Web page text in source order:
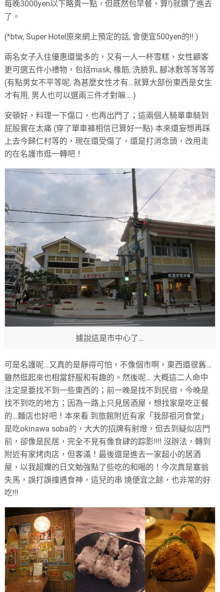
每晚3000yen以下略貴一點，但既然包早餐，算!)就鑽了進去
了。
(*btw, Super Hotel原來網上預定的話, 會便宜500yen的!! )
兩名女子入住優惠還蠻多的，又有一人一杯雪糕，女性顧客
更可選五件小禮物，包括mask, 橡筋, 洗臉乳, 腳冰敷等等等等
(有點男女不平等呢, 為甚麼女性才有…就算大部份東西是女生
才有用, 男人也可以選兩三件才對嘛….)
安頓好，料理一下傷口，也再出門了；這兩個人騎單車騎到
屁股實在太痛 (穿了單車褲相信已算好一點) 本來還妄想再踩
上去今歸仁村等的，現在還受傷了，還是打消念頭，改用走
的在名護市逛一轉吧！
據說這是市中心了…
可是名護呢…又真的是靜得可怕，不像個市啊，東西還很舊…
雖然逛起來也相當舒服和有趣的。然後呢… 大概這二人命中
注定是要找不到一些東西的；前一晚是找不到民宿，今晚是
找不到吃的地方；因為一路上只見居酒屋，想找家是吃正餐
的…麵店也好吧！本來看 到旅館附近有家「我部祖河食堂」
是吃okinawa soba的，大大的招牌有射燈，但去到疑似店門
前，卻像是民居，完全不見有像食肆的踪影!!!! 沒辦法，轉到
附近有家烤肉店，但客滿！最後還是進去一家超小的居酒
屋，以我超爛的日文勉強點了些吃的和喝的！今次真是塞翁
失馬，誤打誤撞遇食神，這兒的串 燒便宜之餘，也非常的好
吃!!!